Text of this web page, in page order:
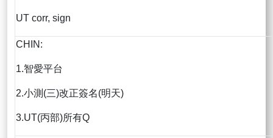
UT corr, sign
CHIN:
1.智愛平台
2.小測(三)改正簽名(明天)
3.UT(丙部)所有Q